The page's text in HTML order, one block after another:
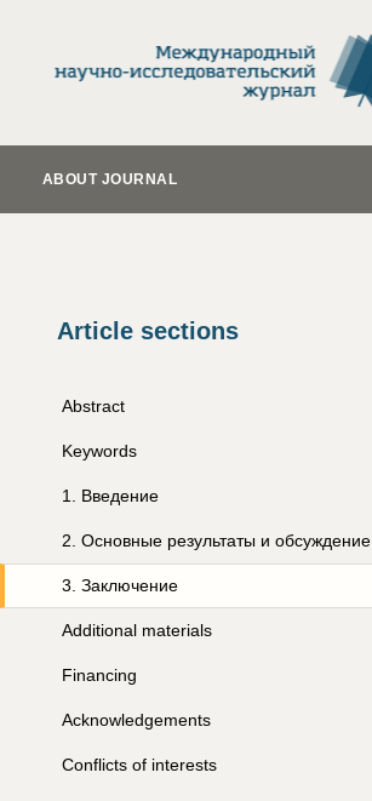
ABOUT JOURNAL
Article sections
Abstract
Keywords
1 Введение
2 Основные результаты и обсуждение
3 Заключение
Additional materials
Financing
Acknowledgements
Conflicts of interests